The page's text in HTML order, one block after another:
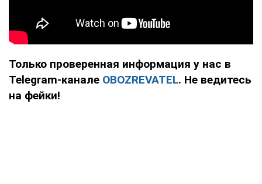
Только проверенная информация у нас в
Telegram-канале OBOZREVATEL. Не ведитесь
на фейки!